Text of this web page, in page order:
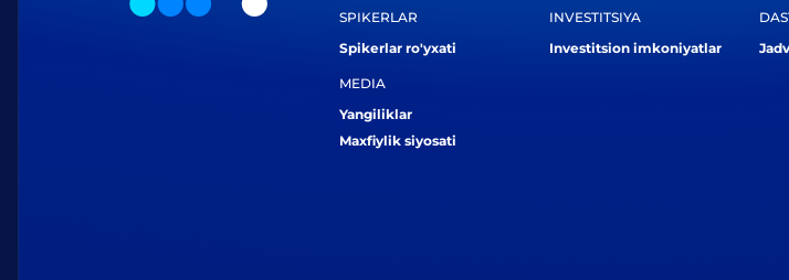
SPIKERLAR
Spikerlar ro'yxati
INVESTITSIYA
Investitsion imkoniyatlar
MEDIA
Yangiliklar
Maxfiylik siyosati